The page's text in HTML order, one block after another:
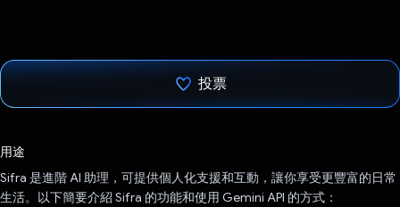
投票
用途
Sifra 是進階 AI 助理，可提供個人化支援和互動，讓你享受更豐富的日常
生活。以下簡要介紹 Sifra 的功能和使用 Gemini API 的方式：